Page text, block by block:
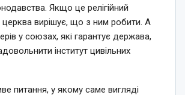
Якщо це релігійний
церква вирішує, що з ним робити. А
у союзах, які гарантує держава,
інститут цивільних
питання, у якому саме вигляді